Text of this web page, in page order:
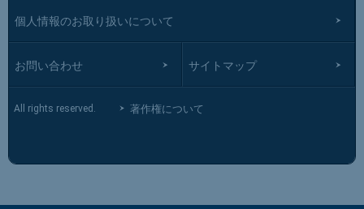
個人情報のお取り扱いについて
お問い合わせ サイトマップ
All rights reserved. 著作権について